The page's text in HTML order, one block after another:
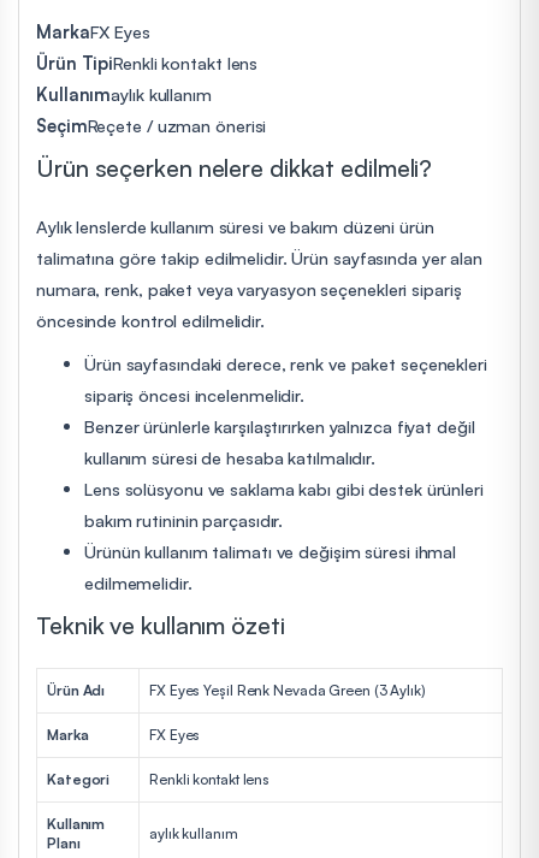
MarkaFX Eyes
Ürün TipiRenkli kontakt lens
Kullanımaylık kullanım
SeçimReçete / uzman önerisi
Ürün seçerken nelere dikkat edilmeli?
Aylık lenslerde kullanım süresi ve bakım düzeni ürün
talimatına göre takip edilmelidir. Ürün sayfasında yer alan
numara, renk, paket veya varyasyon seçenekleri sipariş
öncesinde kontrol edilmelidir.
Ürün sayfasındaki derece, renk ve paket seçenekleri
sipariş öncesi incelenmelidir.
Benzer ürünlerle karşılaştırırken yalnızca fiyat değil
kullanım süresi de hesaba katılmalıdır.
Lens solüsyonu ve saklama kabı gibi destek ürünleri
bakım rutininin parçasıdır.
Ürünün kullanım talimatı ve değişim süresi ihmal
edilmemelidir.
Teknik ve kullanım özeti
Ürün Adı FX Eyes Yeşil Renk Nevada Green (3 Aylık)
Marka FX Eyes
Kategori Renkli kontakt lens
Kullanım
Planı
aylık kullanım